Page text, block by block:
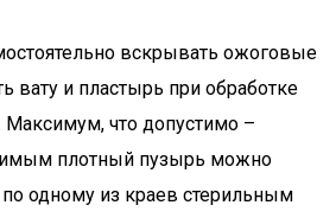
вскрывать ожоговые
вату и пластырь при обработке
Максимум, что допустимо –
плотный пузырь можно
одному из краев стерильным